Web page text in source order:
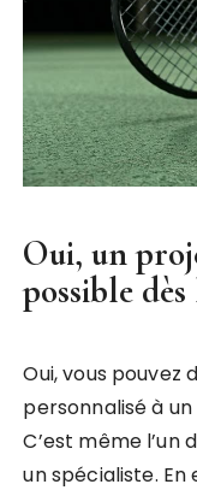
Oui, un
possible dès
Oui, vous pouvez
personnalisé à un
C’est même
un spécialiste.